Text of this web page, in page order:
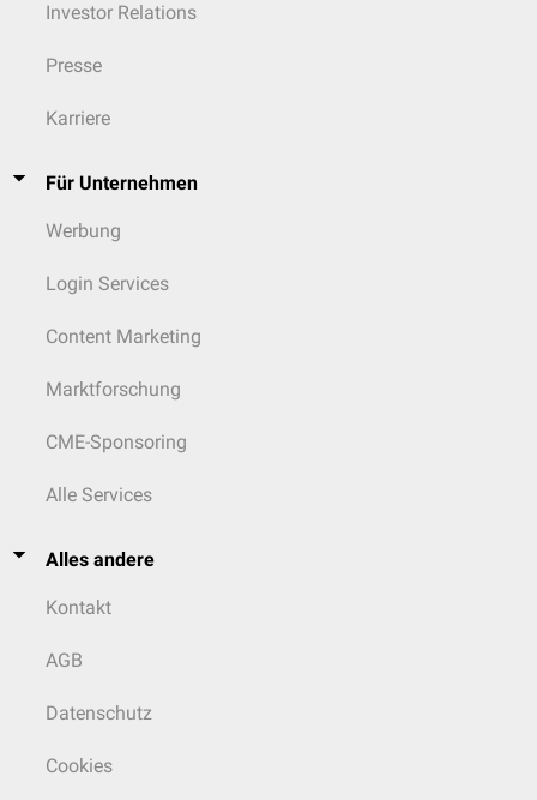
Investor Relations
Presse
Karriere
Für Unternehmen
Werbung
Login Services
Content Marketing
Marktforschung
CME-Sponsoring
Alle Services
Alles andere
Kontakt
AGB
Datenschutz
Cookies